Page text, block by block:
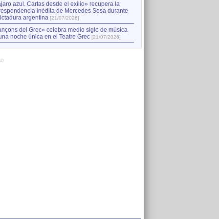
azul. Cartas desde el exilio» recupera la
inédita de Mercedes Sosa durante
argentina [21/07/2026]
del Grec» celebra medio siglo de música
noche única en el Teatre Grec [21/07/2026]